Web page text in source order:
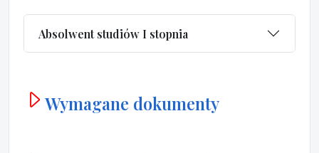
Absolwent studiów I stopnia
Wymagane dokumenty